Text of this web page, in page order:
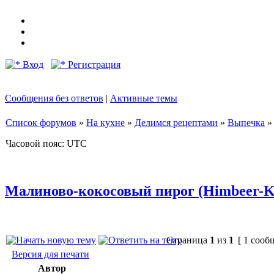
Вход Регистрация
Сообщения без ответов | Активные темы
Список форумов » На кухне » Делимся рецептами » Выпечка »
Часовой пояс: UTC
Малиново-кокосовый пирог (Himbeer-
Страница 1 из 1 [ 1
Версия для печати
Автор